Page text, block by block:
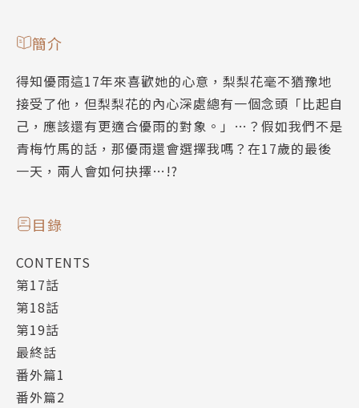
簡介
得知優雨這17年來喜歡她的心意，梨梨花毫不猶豫地
接受了他，但梨梨花的內心深處總有一個念頭「比起自
己，應該還有更適合優雨的對象。」…？假如我們不是
青梅竹馬的話，那優雨還會選擇我嗎？在17歲的最後
一天，兩人會如何抉擇…!?
目錄
CONTENTS
第17話
第18話
第19話
最終話
番外篇1
番外篇2